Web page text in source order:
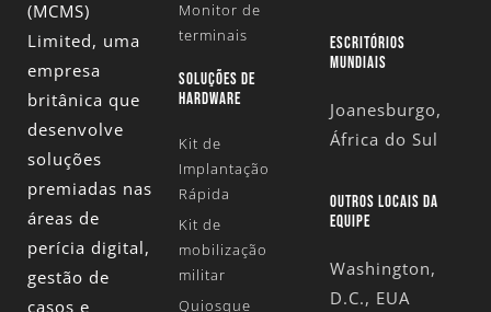
(MCMS)
Limited, uma
empresa
britânica que
desenvolve
soluções
premiadas nas
áreas de
perícia digital,
gestão de
casos e
Monitor de
terminais
SOLUÇÕES DE
HARDWARE
Kit de
Implantação
Rápida
Kit de
mobilização
militar
Quiosque
ESCRITÓRIOS
MUNDIAIS
Joanesburgo,
África do Sul
OUTROS LOCAIS DA
EQUIPE
Washington,
D.C., EUA